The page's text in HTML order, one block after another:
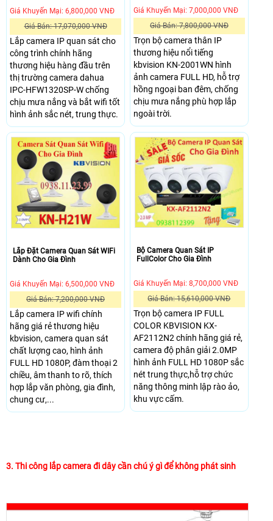
Giá Khuyến Mại: 6,800,000 VNĐ
Giá Bán: 17,070,000 VNĐ
Lắp camera IP quan sát cho
công trình chính hãng
thương hiệu hàng đầu trên
thị trường camera dahua
IPC-HFW1320SP-W chống
chịu mưa nắng và bắt wifi tốt
hình ảnh sắc nét, trung thực.
Giá Khuyến Mại: 7,000,000 VNĐ
Giá Bán: 7,800,000 VNĐ
Trọn bộ camera thân IP
thương hiệu nổi tiếng
kbvision KN-2001WN hình
ảnh camera FULL HD, hỗ trợ
hồng ngoại ban đêm, chống
chịu mưa nắng phù hợp lắp
ngoài trời.
Lắp Đặt Camera Quan Sát WIFi
Dành Cho Gia Đình
Giá Khuyến Mại: 6,500,000 VNĐ
Giá Bán: 7,200,000 VNĐ
Lắp camera IP wifi chính
hãng giá rẻ thương hiệu
kbvision, camera quan sát
chất lượng cao, hình ảnh
FULL HD 1080P, đàm thoại 2
chiều, âm thanh to rõ, thích
hợp lắp văn phòng, gia đình,
chung cư,...
Bộ Camera Quan Sát IP
FullColor Cho Gia Đình
Giá Khuyến Mại: 8,700,000 VNĐ
Giá Bán: 15,610,000 VNĐ
Trọn bộ camera IP FULL
COLOR KBVISION KX-
AF2112N2 chính hãng giá rẻ,
camera độ phân giải 2.0MP
hình ảnh FULL HD 1080P sắc
nét trung thực,hỗ trợ chức
năng thông minh lập rào ảo,
khu vực cấm.
3. Thi công lắp camera đi dây cần chú ý gì để không phát sinh